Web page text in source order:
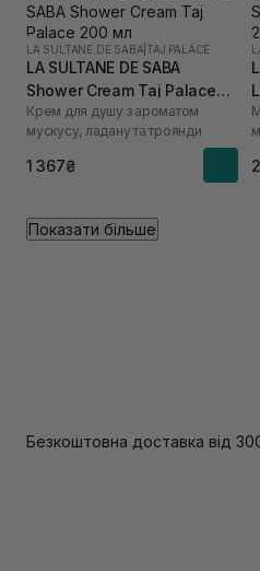
LA SULTANE DE SABA TAJ PALACE
LA SULTANE DE SABA
Shower Cream Taj Palace
200 мл
Крем для душу з ароматом
мускусу, ладану та троянди
1 367₴
Показати більше
Безкоштовна доставка від